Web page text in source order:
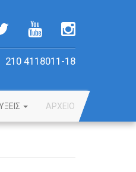
210 4118011-18
ΑΡΧΕΙΟ